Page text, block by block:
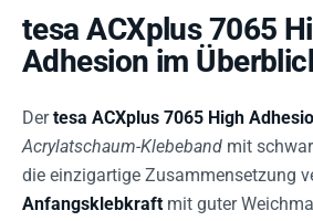
tesa ACXplus 7065
Adhesion im
Dertesa ACXplus 7065 High
Acrylatschaum-Klebeband mit
die einzigartige Zusammensetzung
Anfangsklebkraft mit guter